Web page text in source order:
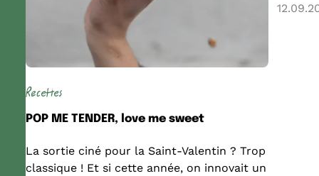
Recettes
POP ME TENDER, love me sweet
La sortie ciné pour la Saint-Valentin ? Trop
classique ! Et si cette année, on innovait un